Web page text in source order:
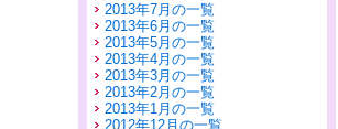
2013年7月の一覧
2013年6月の一覧
2013年5月の一覧
2013年4月の一覧
2013年3月の一覧
2013年2月の一覧
2013年1月の一覧
2012年12月の一覧